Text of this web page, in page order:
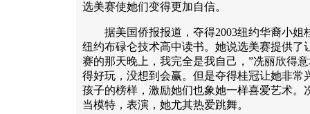
选美赛使她们变得更加自信。
据美国侨报报道，夺得2003纽约华裔小姐
纽约布碌仑技术高中读书。她说选美赛提供了
赛的那天晚上，我完全是我自己，”冼丽欣得
得好玩，没想到会赢。但是夺得桂冠让她非常
孩子的榜样，激励她们也象她一样喜爱艺术。
当模特，表演，她尤其热爱跳舞。